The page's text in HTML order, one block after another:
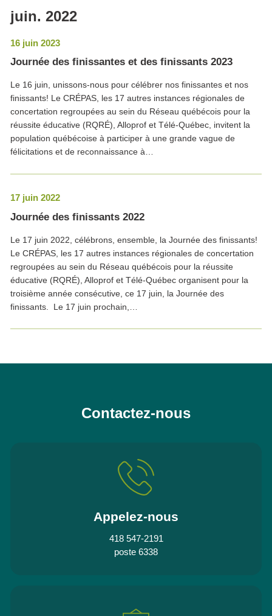
juin. 2022
16 juin 2023
Journée des finissantes et des finissants 2023
Le 16 juin, unissons-nous pour célébrer nos finissantes et nos
finissants! Le CRÉPAS, les 17 autres instances régionales de
concertation regroupées au sein du Réseau québécois pour la
réussite éducative (RQRÉ), Alloprof et Télé-Québec, invitent la
population québécoise à participer à une grande vague de
félicitations et de reconnaissance à…
17 juin 2022
Journée des finissants 2022
Le 17 juin 2022, célébrons, ensemble, la Journée des finissants!
Le CRÉPAS, les 17 autres instances régionales de concertation
regroupées au sein du Réseau québécois pour la réussite
éducative (RQRÉ), Alloprof et Télé-Québec organisent pour la
troisième année consécutive, ce 17 juin, la Journée des
finissants. Le 17 juin prochain,…
Contactez-nous
Appelez-nous
418 547-2191
poste 6338